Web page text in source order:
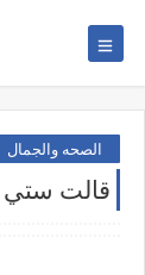
الصحه والجمال
قالت ستي